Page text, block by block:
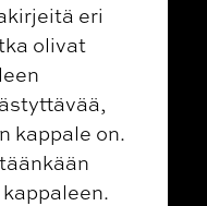
eri
olivat
kappale on.